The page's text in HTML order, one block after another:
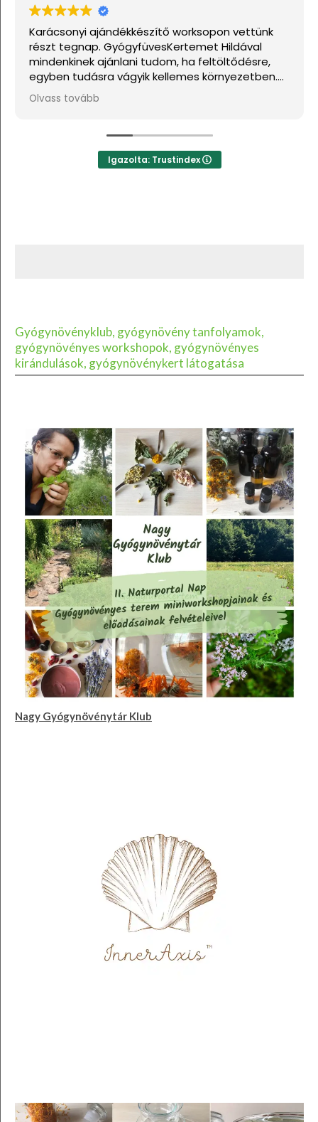
Karácsonyi ajándékkészítő worksopon vettünk
részt tegnap. GyógyfüvesKertemet Hildával
mindenkinek ajánlani tudom, ha feltöltődésre,
egyben tudásra vágyik kellemes környezetben.
Ha lehetne sokkal több csillagot adni, akkor azt
mind adnám.
Olvass tovább
Igazolta: Trustindex
Gyógynövényklub, gyógynövény tanfolyamok,
gyógynövényes workshopok, gyógynövényes
kirándulások, gyógynövénykert látogatása
Nagy Gyógynövénytár Klub